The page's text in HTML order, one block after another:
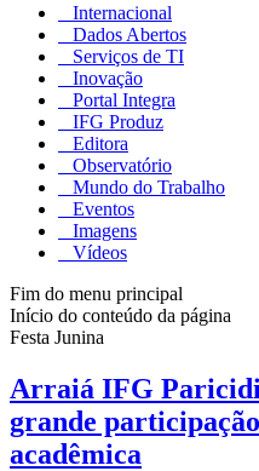
Internacional
Dados Abertos
Serviços de TI
Inovação
Portal Integra
IFG Produz
Editora
Observatório
Mundo do Trabalho
Eventos
Imagens
Vídeos
Fim do menu principal
Início do conteúdo da página
Festa Junina
Arraiá IFG
grande
acadêmica